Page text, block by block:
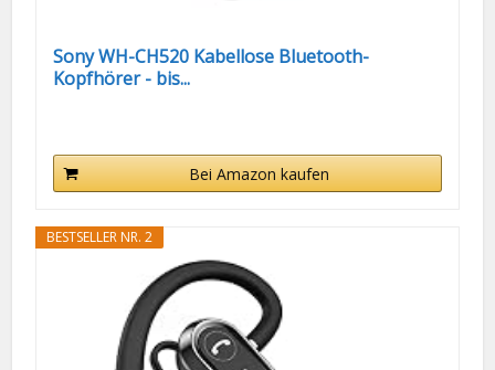
Sony WH-CH520 Kabellose Bluetooth-
Kopfhörer - bis...
Bei Amazon kaufen
BESTSELLER NR. 2